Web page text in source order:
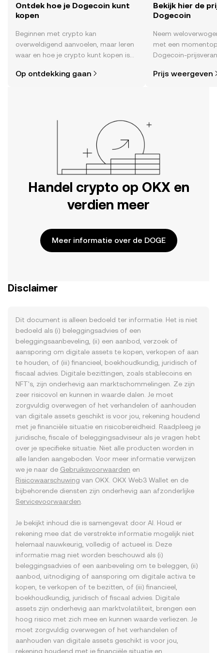
Ontdek hoe je Dogecoin kunt
kopen
Beginnen met crypto kan
overweldigend aanvoelen, maar leren
waar en hoe je crypto kunt kopen is
reis op de mobiele app van OKX of
Op ontdekking gaan
Bekijk hier de
Dogecoin
Neem
met een
Dogecoin-
nieuws en meer.
Prijs weergeven
Handel crypto op OKX en
verdien meer
Meer informatie over de DOGE
Disclaimer
Dit document is alleen bedoeld ter informatie. Het is niet
bedoeld als (i) beleggingsadvies of een
beleggingsaanbeveling, (ii) een aanbod, verzoek of
aansporing om digitale assets te kopen, verkopen of aan
te houden, of (iii) financieel, boekhoudkundig, juridisch of
fiscaal advies. Digitale bezittingen, zoals stablecoins en
NFT's, zijn onderhevig aan marktschommelingen. Ze zijn
zeer risicovol en kunnen in waarde dalen. Je moet
zorgvuldig overwegen of het verhandelen of aanhouden
van digitale assets geschikt is voor jou, rekening houdend
met je financiële situatie en risicobereidheid. Raadpleeg je
juridische, fiscale of beleggingsadviseur als je vragen hebt
over je specifieke situatie. Niet alle producten worden in
alle landen aangeboden. Voor meer informatie verwijzen
we je naar de Gebruiksvoorwaarden en
Risicowaarschuwing van OKX. OKX Web3 Wallet en de
bijbehorende diensten zijn onderhevig aan afzonderlijke
Servicevoorwaarden
Je bekijkt inhoud die is samengevat door AI. Houd er
rekening mee dat de verstrekte informatie mogelijk niet
helemaal nauwkeurig, volledig of actueel is. Deze
informatie mag niet worden beschouwd als (i)
beleggingsadvies of een aanbeveling om te beleggen, (ii)
aanbod, uitnodiging of aansporing om digitale activa te
kopen, te verkopen of te bezitten, of (iii) financieel,
boekhoudkundig, juridisch of fiscaal advies. Digitale
assets zijn onderhevig aan marktvolatiliteit, brengen een
hoog risico met zich mee en kunnen waarde verliezen. Je
moet zorgvuldig overwegen of het verhandelen of
aanhouden van digitale assets geschikt is voor jou,
rekening houdend met je financiële situatie en